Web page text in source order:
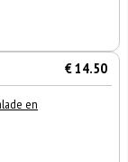
€ 14.50
en